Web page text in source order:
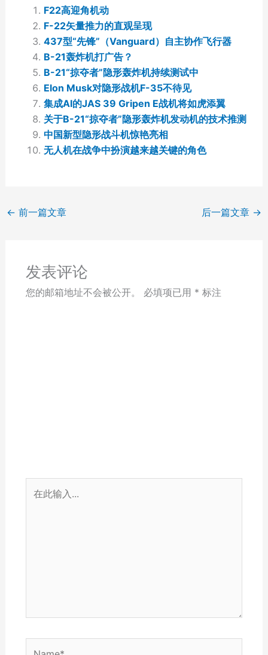
F22高迎角机动
F-22矢量推力的直观呈现
437型“先锋”（Vanguard）自主协作飞行器
B-21轰炸机打广告？
B-21“掠夺者”隐形轰炸机持续测试中
Elon Musk对隐形战机F-35不待见
集成AI的JAS 39 Gripen E战机将如虎添翼
关于B-21“掠夺者”隐形轰炸机发动机的技术推测
中国新型隐形战斗机惊艳亮相
无人机在战争中扮演越来越关键的角色
← 前一篇文章 后一篇文章 →
发表评论
您的邮箱地址不会被公开。 必填项已用 * 标注